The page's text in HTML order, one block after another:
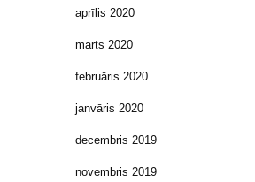
aprīlis 2020
marts 2020
februāris 2020
janvāris 2020
decembris 2019
novembris 2019